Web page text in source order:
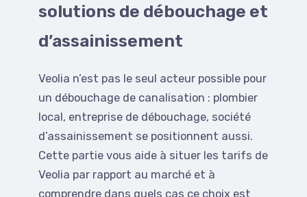
solutions de débouchage et
d’assainissement
Veolia n’est pas le seul acteur possible pour
un débouchage de canalisation : plombier
local, entreprise de débouchage, société
d’assainissement se positionnent aussi.
Cette partie vous aide à situer les tarifs de
Veolia par rapport au marché et à
comprendre dans quels cas ce choix est